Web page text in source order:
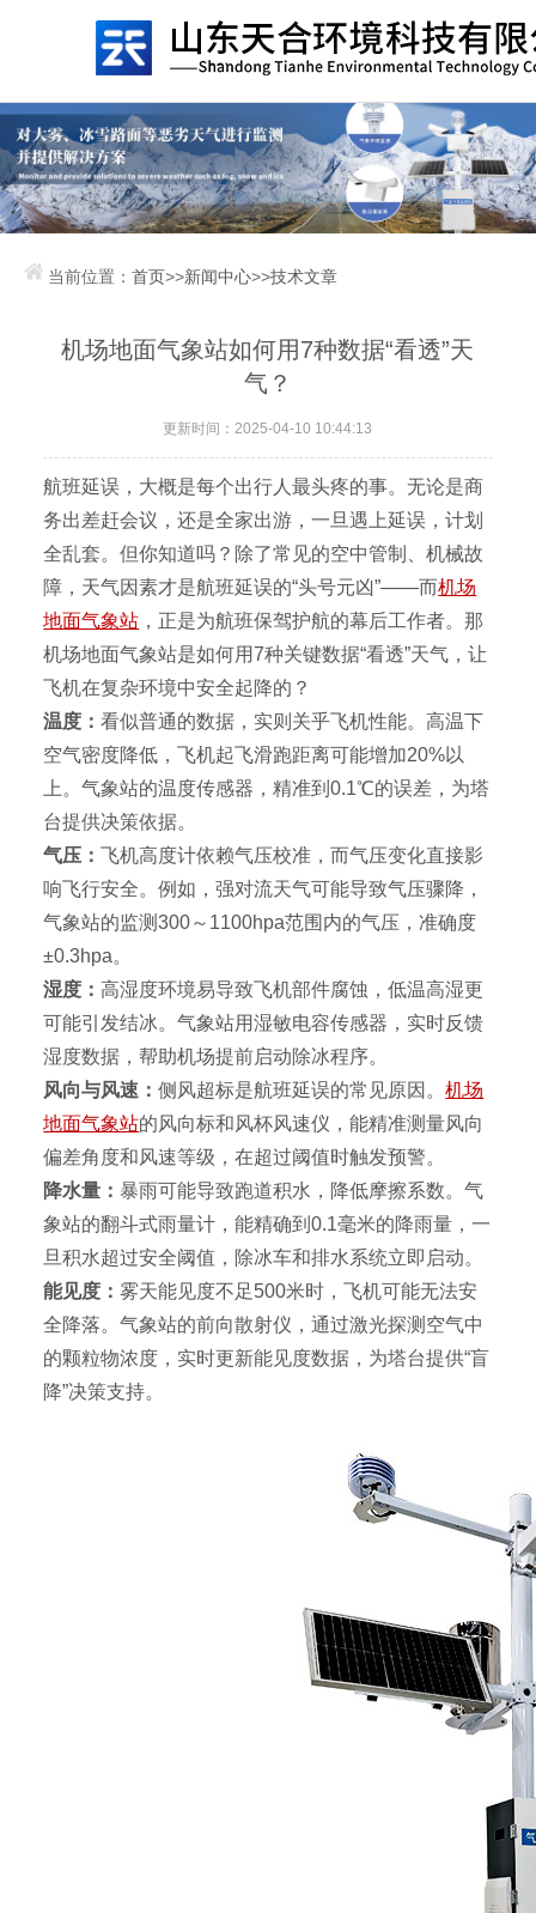
当前位置：首页>>新闻中心>>技术文章
机场地面气象站如何用7种数据“看透”天
气？
更新时间：2025-04-10 10:44:13
航班延误，大概是每个出行人最头疼的事。无论是商
务出差赶会议，还是全家出游，一旦遇上延误，计划
全乱套。但你知道吗？除了常见的空中管制、机械故
障，天气因素才是航班延误的“头号元凶”——而机场
地面气象站 ，正是为航班保驾护航的幕后工作者。那
机场地面气象站是如何用7种关键数据“看透”天气，让
飞机在复杂环境中安全起降的？
温度：看似普通的数据，实则关乎飞机性能。高温下
空气密度降低，飞机起飞滑跑距离可能增加20%以
上。气象站的温度传感器，精准到0.1℃的误差，为塔
台提供决策依据。
气压：飞机高度计依赖气压校准，而气压变化直接影
响飞行安全。例如，强对流天气可能导致气压骤降，
气象站的监测300～1100hpa范围内的气压，准确度
±0.3hpa。
湿度：高湿度环境易导致飞机部件腐蚀，低温高湿更
可能引发结冰。气象站用湿敏电容传感器，实时反馈
湿度数据，帮助机场提前启动除冰程序。
风向与风速：侧风超标是航班延误的常见原因。机场
地面气象站的风向标和风杯风速仪，能精准测量风向
偏差角度和风速等级，在超过阈值时触发预警。
降水量：暴雨可能导致跑道积水，降低摩擦系数。气
象站的翻斗式雨量计，能精确到0.1毫米的降雨量，一
旦积水超过安全阈值，除冰车和排水系统立即启动。
能见度：雾天能见度不足500米时，飞机可能无法安
全降落。气象站的前向散射仪，通过激光探测空气中
的颗粒物浓度，实时更新能见度数据，为塔台提供“盲
降”决策支持。